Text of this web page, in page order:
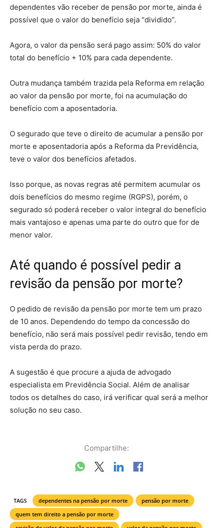
dependentes vão receber de pensão por morte, ainda é
possível que o valor do benefício seja “dividido”.
Agora, o valor da pensão será pago assim: 50% do valor
total do benefício + 10% para cada dependente.
Outra mudança também trazida pela Reforma em relação
ao valor da pensão por morte, foi na acumulação do
benefício com a aposentadoria.
O segurado que teve o direito de acumular a pensão por
morte e aposentadoria após a Reforma da Previdência,
teve o valor dos benefícios afetados.
Isso porque, as novas regras até permitem acumular os
dois benefícios do mesmo regime (RGPS), porém, o
segurado só poderá receber o valor integral do benefício
mais vantajoso e apenas uma parte do outro que for de
menor valor.
Até quando é possível pedir a
revisão da pensão por morte?
O pedido de revisão da pensão por morte tem um prazo
de 10 anos. Dependendo do tempo da concessão do
benefício, não será mais possível pedir revisão, tendo em
vista perda do prazo.
A sugestão é que procure a ajuda de advogado
especialista em Previdência Social. Além de analisar
todos os detalhes do caso, irá verificar qual será a melhor
solução no seu caso.
Compartilhe:
TAGS dependentes na pensão por morte
pensão por morte
quem tem direito a pensão por morte